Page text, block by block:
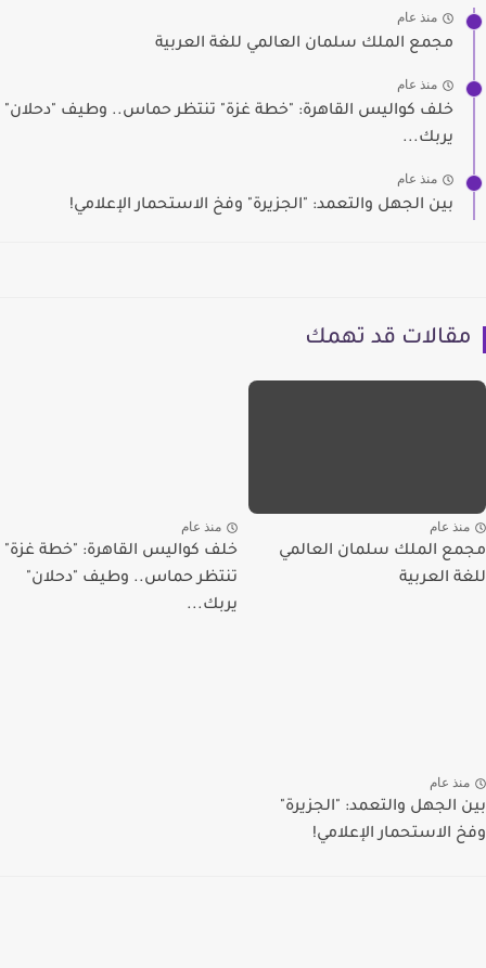
منذ عام
مجمع الملك سلمان العالمي للغة العربية
منذ عام
خلف كواليس القاهرة: "خطة غزة" تنتظر حماس.. وطيف "دحلان"
يربك...
منذ عام
بين الجهل والتعمد: "الجزيرة" وفخ الاستحمار الإعلامي!
مقالات قد تهمك
منذ عام
مجمع الملك سلمان العالمي
للغة العربية
منذ عام
خلف كواليس القاهرة: "خطة غزة"
تنتظر حماس.. وطيف "دحلان"
يربك...
منذ عام
بين الجهل والتعمد: "الجزيرة"
وفخ الاستحمار الإعلامي!